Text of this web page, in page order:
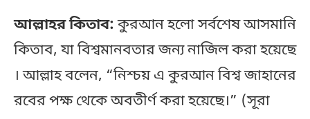
আল্লাহর কিতাব:কুরআন হলো সর্বশেষ আসমানি
কিতাব, যা বিশ্বমানবতার জন্য নাজিল করা হয়েছে
। আল্লাহ বলেন, “নিশ্চয় এ কুরআন বিশ্ব জাহানের
রবের পক্ষ থেকে অবতীর্ণ করা হয়েছে।” (সূরা